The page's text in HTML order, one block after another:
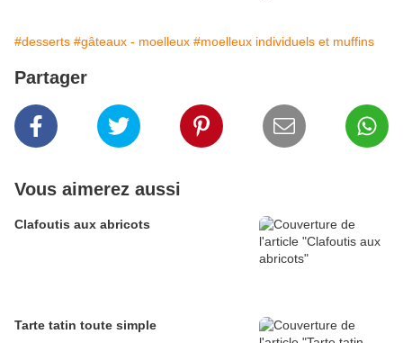
#desserts #gâteaux - moelleux #moelleux individuels et muffins
Partager
Vous aimerez aussi
Clafoutis aux abricots
Tarte tatin toute simple